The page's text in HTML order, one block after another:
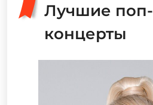
Лучшие поп-
концерты